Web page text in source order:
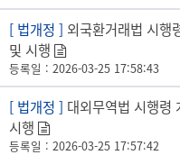
[ 법개정 ] 외국환거래법 시
및 시행
등록일 : 2026-03-25 17:58:43
[ 법개정 ] 대외무역법 시행
시행
등록일 : 2026-03-25 17:57:42